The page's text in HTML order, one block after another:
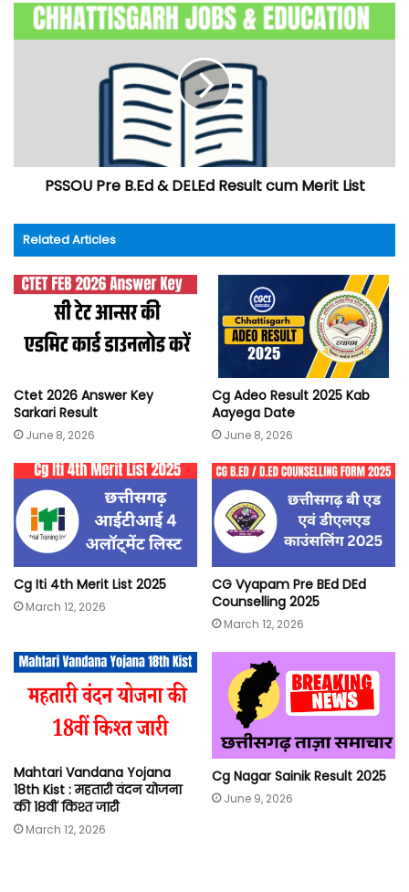
PSSOU Pre B.Ed & DELEd Result cum Merit List
Related Articles
Ctet 2026 Answer Key
Sarkari Result
June 8, 2026
Cg Adeo Result 2025 Kab
Aayega Date
June 8, 2026
Cg Iti 4th Merit List 2025
March 12, 2026
CG Vyapam Pre BEd DEd
Counselling 2025
March 12, 2026
Mahtari Vandana Yojana
18th Kist : महतारी वंदन योजना
की 18वीं किश्त जारी
March 12, 2026
Cg Nagar Sainik Result 2025
June 9, 2026